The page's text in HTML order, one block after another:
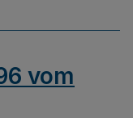
vom